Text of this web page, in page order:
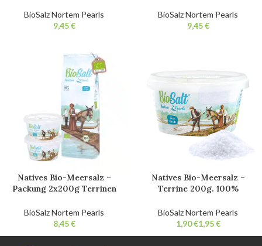
Einheiten). 100% natürliches
Bio-Gourmetsalz. Nicht
BioSalz Nortem Pearls
€
Bio-Gourmetsalz. Nicht
raffiniert. Ohne Zusatzstoffe.
BioSalz Nortem Pearls
€
Natives Bio-Meersalz –
Packung 2x200g Terrinen
Beutel 650g fein. 100%
natürliches Bio-
BioSalz Nortem Pearls
€
Natives Bio-Meersalz –
Terrine 200g. 100%
Gourmetsalz. Nicht
raffiniert. Ohne Zusatzstoffe.
BioSalz Nortem Pearls
€
€